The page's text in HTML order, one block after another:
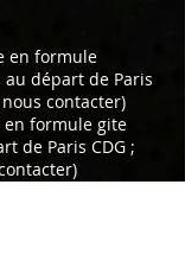
en formule
départ de Paris
contacter)
en formule gite
de Paris CDG ;